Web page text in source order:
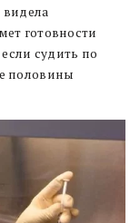
видела
готовности
судить по
половины